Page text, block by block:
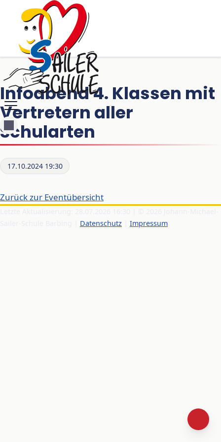
Infoabend 4. Klassen mit
Vertretern aller
Schularten
17.10.2024 19:30
Zurück zur Eventübersicht
Datenschutz Impressum